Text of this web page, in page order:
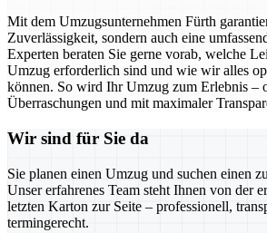
Mit dem Umzugsunternehmen Fürth
Zuverlässigkeit, sondern auch eine
Experten beraten Sie gerne vorab, welche
Umzug erforderlich sind und wie wir alles
können. So wird Ihr Umzug zum Erlebnis –
Überraschungen und mit maximaler
Wir sind für Sie da
Sie planen einen Umzug und suchen einen
Unser erfahrenes Team steht Ihnen von der
letzten Karton zur Seite – professionell,
termingerecht.